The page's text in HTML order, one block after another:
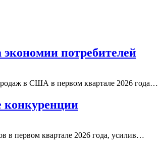
потребителей
в США в первом квартале 2026 года…
конкуренции
в первом квартале 2026 года, усилив…